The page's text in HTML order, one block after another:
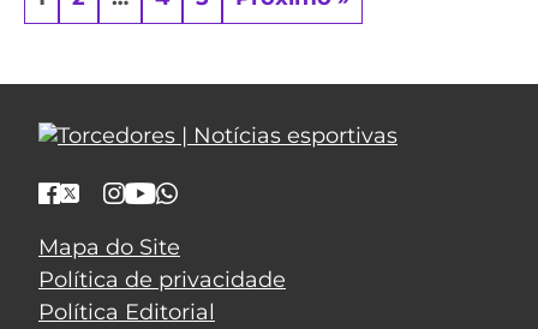
Mapa do Site
Política de privacidade
Política Editorial